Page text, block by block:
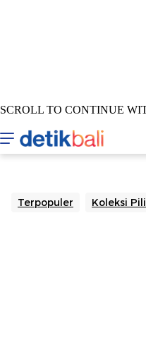
SCROLL TO CONTINUE
Home Berita
Terpopuler Koleksi